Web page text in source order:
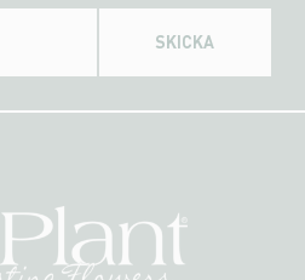
SKICKA